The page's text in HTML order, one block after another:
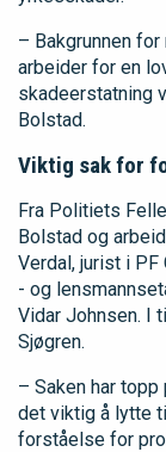
– Bakgrunnen
arbeider for en
skadeerstatning
Bolstad.
Viktig sak for
Fra Politiets
Bolstad og
Verdal, jurist i
- og
Vidar Johnsen. I
Sjøgren.
– Saken har
det viktig å lytte
forståelse for